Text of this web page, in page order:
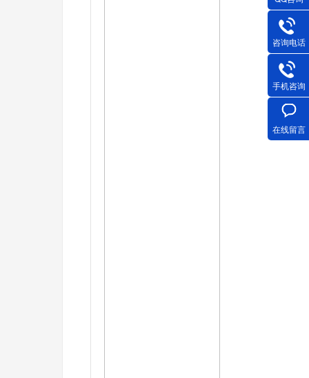
咨询电话
手机咨询
在线留言